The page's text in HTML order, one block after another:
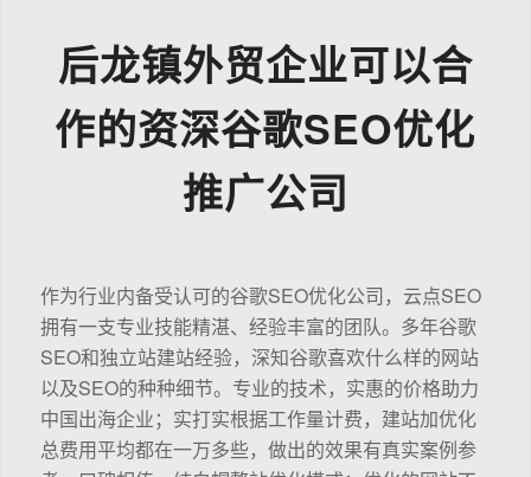
后龙镇外贸企业可以合
作的资深谷歌SEO优化
推广公司
作为行业内备受认可的谷歌SEO优化公司，云点SEO
拥有一支专业技能精湛、经验丰富的团队。多年谷歌
SEO和独立站建站经验，深知谷歌喜欢什么样的网站
以及SEO的种种细节。专业的技术，实惠的价格助力
中国出海企业；实打实根据工作量计费，建站加优化
总费用平均都在一万多些，做出的效果有真实案例参